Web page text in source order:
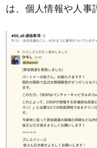
は、個人情報や人事